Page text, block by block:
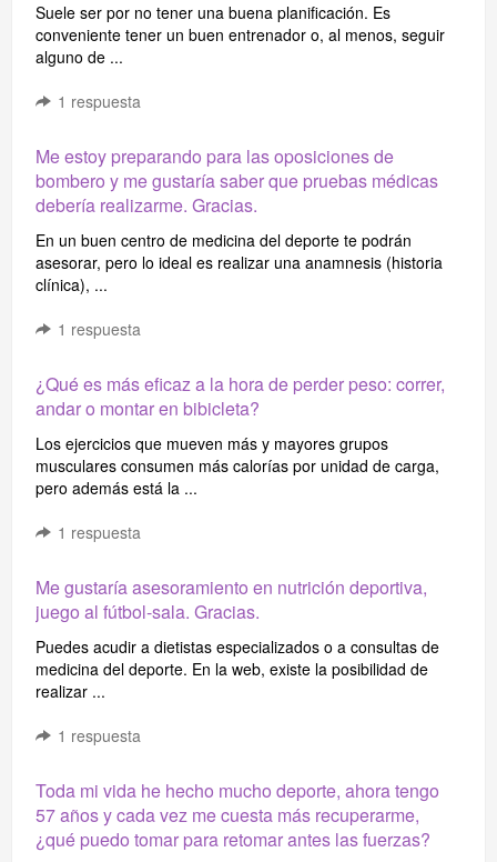
Suele ser por no tener una buena planificación. Es
conveniente tener un buen entrenador o, al menos, seguir
alguno de ...
1 respuesta
Me estoy preparando para las oposiciones de
bombero y me gustaría saber que pruebas médicas
debería realizarme. Gracias.
En un buen centro de medicina del deporte te podrán
asesorar, pero lo ideal es realizar una anamnesis (historia
clínica), ...
1 respuesta
¿Qué es más eficaz a la hora de perder peso: correr,
andar o montar en bibicleta?
Los ejercicios que mueven más y mayores grupos
musculares consumen más calorías por unidad de carga,
pero además está la ...
1 respuesta
Me gustaría asesoramiento en nutrición deportiva,
juego al fútbol-sala. Gracias.
Puedes acudir a dietistas especializados o a consultas de
medicina del deporte. En la web, existe la posibilidad de
realizar ...
1 respuesta
Toda mi vida he hecho mucho deporte, ahora tengo
57 años y cada vez me cuesta más recuperarme,
¿qué puedo tomar para retomar antes las fuerzas?